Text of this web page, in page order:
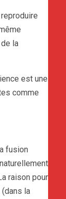
la
est une
comme
fusion
raison pour
la